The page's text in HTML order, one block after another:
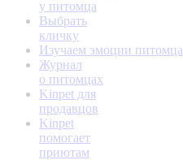
у питомца
Выбрать
кличку
Изучаем эмоции питомца
Журнал
о питомцах
Kinpet для
продавцов
Kinpet
помогает
приютам